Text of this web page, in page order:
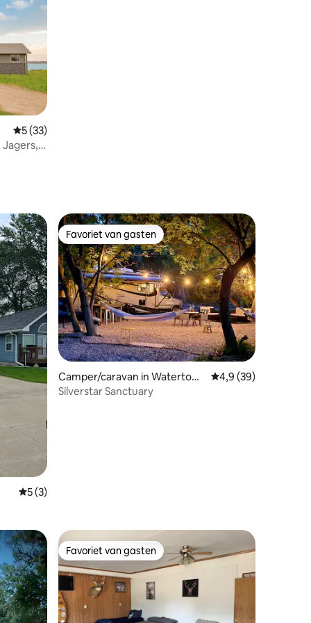
Gemiddelde beoordeling van 5 uit 5, 33 recensies
5 (33)
Jagers,
Gemiddelde beoordeling van 5 uit 5, 3 recensies
5 (3)
Favoriet van gasten
Favoriet van gasten
Camper/caravan in Watertow
n
Gemiddelde
4,9 (39)
Silverstar Sanctuary
Favoriet van gasten
Favoriet van gasten